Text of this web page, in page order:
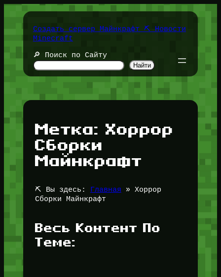
содержимомуСоздать сервер Майнкрафт ⛏️ Новости
Minecraft
🔎 Поиск по Сайту
Найти
Метка: Хоррор
Сборки
Майнкрафт
⛏️ Вы здесь: Главная » Хоррор
Сборки Майнкрафт
Весь Контент По
Теме: